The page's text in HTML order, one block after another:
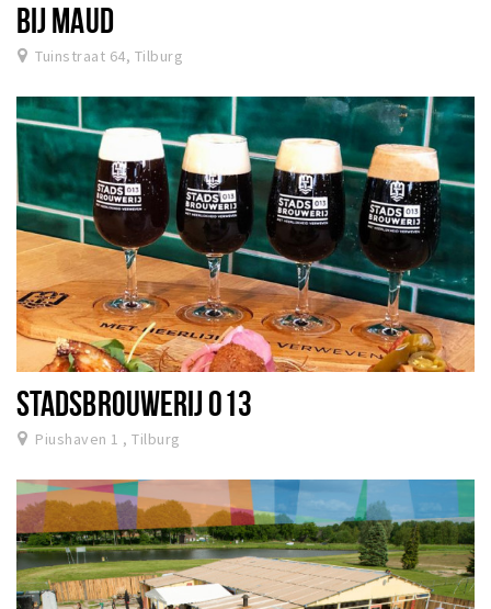
BIJ MAUD
Tuinstraat 64, Tilburg
STADSBROUWERIJ 013
Piushaven 1 , Tilburg